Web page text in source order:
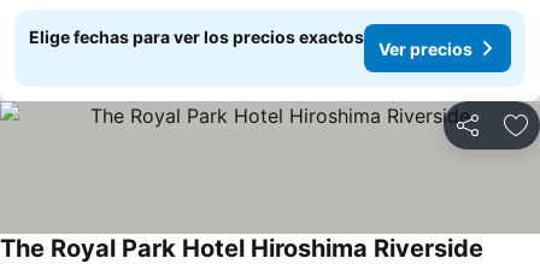
Elige fechas para ver los precios exactos
Ver precios
Compartir
The Royal Park Hotel Hiroshima Riverside